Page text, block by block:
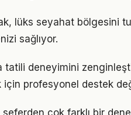
lüks seyahat bölgesini
sağlıyor.
tatili deneyimini
profesyonel destek
çok farklı bir